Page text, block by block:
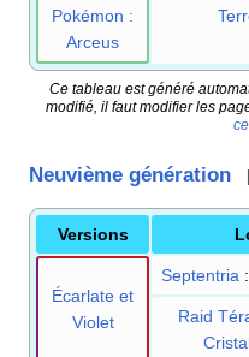
Pokémon :
Arceus
Ce tableau est généré
modifié, il faut modifier les
Neuvième génération
Versions
Écarlate et
Violet
Septentria :
Raid